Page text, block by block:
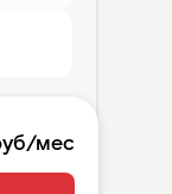
мес